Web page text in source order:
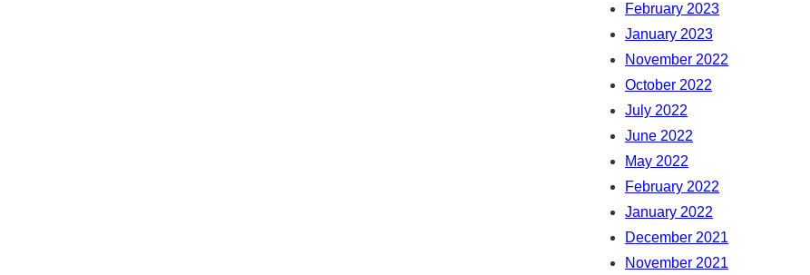
February 2023
January 2023
November 2022
October 2022
July 2022
June 2022
May 2022
February 2022
January 2022
December 2021
November 2021